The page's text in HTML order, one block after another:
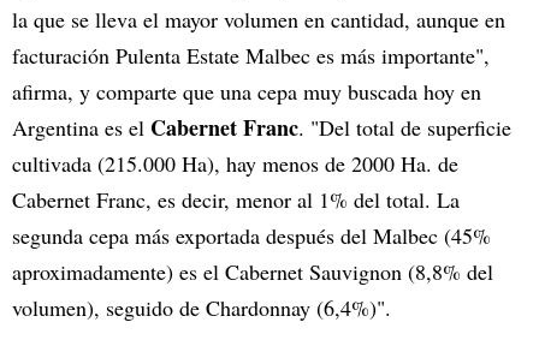
la que se lleva el mayor volumen en cantidad, aunque en
facturación Pulenta Estate Malbec es más importante",
afirma, y comparte que una cepa muy buscada hoy en
Argentina es el Cabernet Franc. "Del total de superficie
cultivada (215.000 Ha), hay menos de 2000 Ha. de
Cabernet Franc, es decir, menor al 1% del total. La
segunda cepa más exportada después del Malbec (45%
aproximadamente) es el Cabernet Sauvignon (8,8% del
volumen), seguido de Chardonnay (6,4%)".